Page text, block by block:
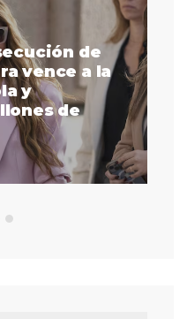
de
vence a la
y
de